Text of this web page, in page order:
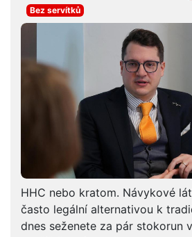
Bez servítků
HHC nebo kratom. Návykové
často legální alternativou k
dnes seženete za pár stokorun